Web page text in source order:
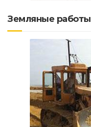
Земляные работы